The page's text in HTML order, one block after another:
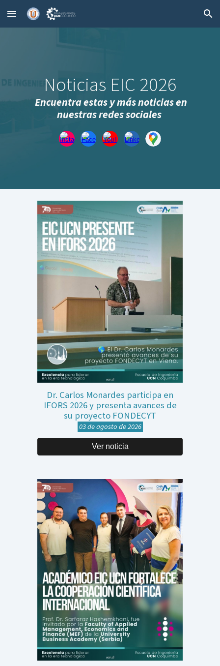
Skip to main content Skip to navigation
Noticias EIC 2026
Encuentra estas y más noticias en
nuestras redes sociales
Dr. Carlos Monardes participa en
IFORS 2026 y presenta avances de
su proyecto FONDECYT
03deagostode 2026
Ver noticia